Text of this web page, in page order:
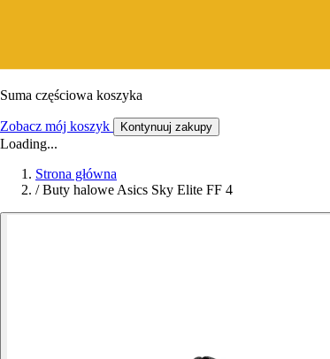
Suma częściowa koszyka
Zobacz mój koszyk Kontynuuj zakupy
Loading...
Strona główna
/ Buty halowe Asics Sky Elite FF 4